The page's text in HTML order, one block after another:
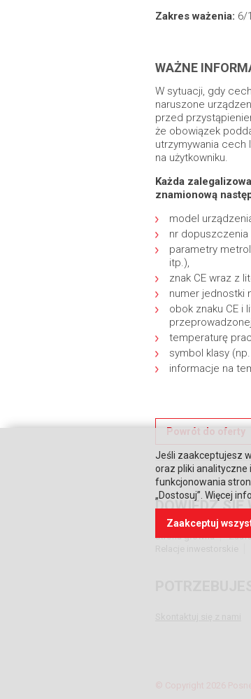
Zakres ważenia: 6/
WAŻNE
W sytuacji, gdy
naruszone
przed
że obowiązek
utrzymywania cech
na użytkowniku.
Każda
znamionową
model
nr dopuszczenia
parametry
itp.),
znak CE wraz z
numer jednostki
obok znaku CE i
temperaturę
symbol klasy (np.
informacje na
Powrót do oferty
DOWIEDZ SIĘ
Strona główna
Jeśli zaakceptujesz
oraz pliki analityczne
funkcjonowania
„Dostosuj”. Więcej
Zaakceptuj